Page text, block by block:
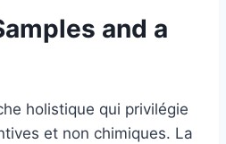
and a
holistique qui privilégie
et non chimiques. La